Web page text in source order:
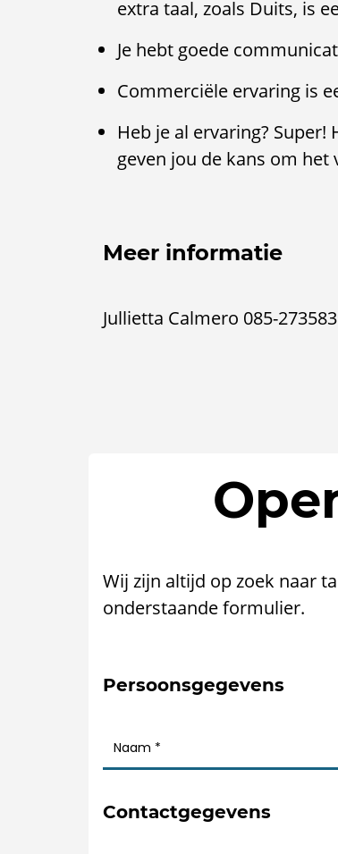
extra taal, zoals Duits, is
Je hebt goede
Commerciële ervaring is
Heb je al ervaring? Super!
geven jou de kans om het
Meer informatie
Jullietta Calmero 085-
Wij zijn altijd op zoek naar
onderstaande formulier.
Persoonsgegevens
Contactgegevens